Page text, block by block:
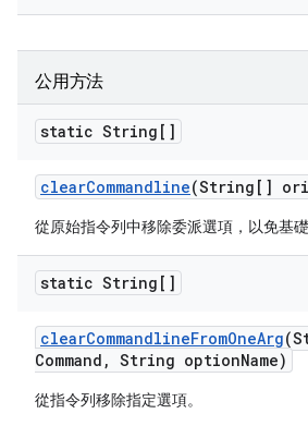
公用方法
static String[]
clearCommandline(String[]
從原始指令列中移除委派選項，以免基礎
static String[]
clearCommandlineFromOneArg
Command , String optionName)
從指令列移除指定選項。